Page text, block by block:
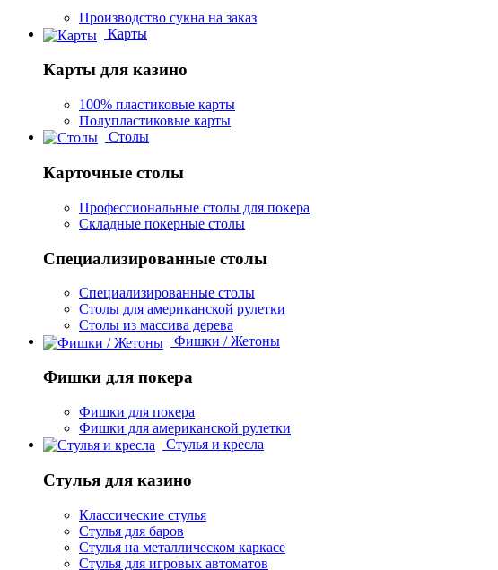
Производство сукна на заказ
Карты
Карты для казино
100% пластиковые карты
Полупластиковые карты
Столы
Карточные столы
Профессиональные столы для покера
Складные покерные столы
Специализированные столы
Специализированные столы
Столы для американской рулетки
Столы из массива дерева
Фишки / Жетоны
Фишки для покера
Фишки для покера
Фишки для американской рулетки
Стулья и кресла
Стулья для казино
Классические стулья
Стулья для баров
Стулья на металлическом каркасе
Стулья для игровых автоматов